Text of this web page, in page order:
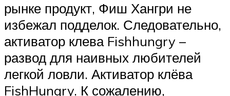
рынке продукт, Фиш Хангри не
избежал подделок. Следовательно,
активатор клева Fishhungry –
развод для наивных любителей
легкой ловли. Активатор клёва
FishHungry. К сожалению,